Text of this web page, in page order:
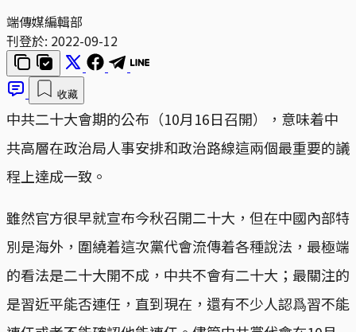
端傳媒編輯部
刊登於: 2022-09-12
收藏
中共二十大會期的公布（10月16日召開），意味着中
共高層在政治局人事安排和政治路線這兩個最重要的議
程上達成一致。
雖然官方很早就宣布今秋召開二十大，但在中國內部特
別是海外，圍繞着這次黨代會流傳着各種說法，最極端
的看法是二十大開不成，中共不會有二十大；最關注的
是習近平能否連任，直到現在，還有不少人認爲習不能